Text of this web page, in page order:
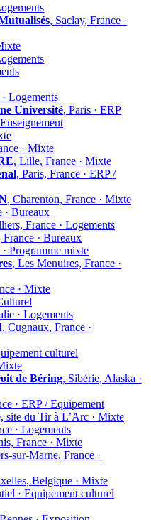
, Saclay, France ·
Logements
Université, Paris · ERP
· Mixte
, Lille, France · Mixte
, Paris, France · ERP /
, Charenton, France · Mixte
· Bureaux
France · Logements
France · Bureaux
Programme mixte
, Les Menuires, France ·
· Mixte
· Logements
, Cugnaux, France ·
culturel
de Béring, Sibérie, Alaska ·
· ERP / Equipement
site du Tir à L’Arc · Mixte
· Logements
France · Mixte
sur-Marne, France ·
Belgique · Mixte
· Equipement culturel